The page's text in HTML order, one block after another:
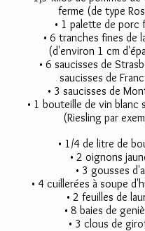
ferme (de type
• 1 palette de porc
• 6 tranches fines de
(d'environ 1 cm
• 6 saucisses de
saucisses de
• 3 saucisses de
• 1 bouteille de vin blanc
(Riesling par
• 1/4 de litre de
• 2 oignons
• 3 gousses
• 4 cuillerées à soupe
• 2 feuilles de
• 8 baies de
• 3 clous de